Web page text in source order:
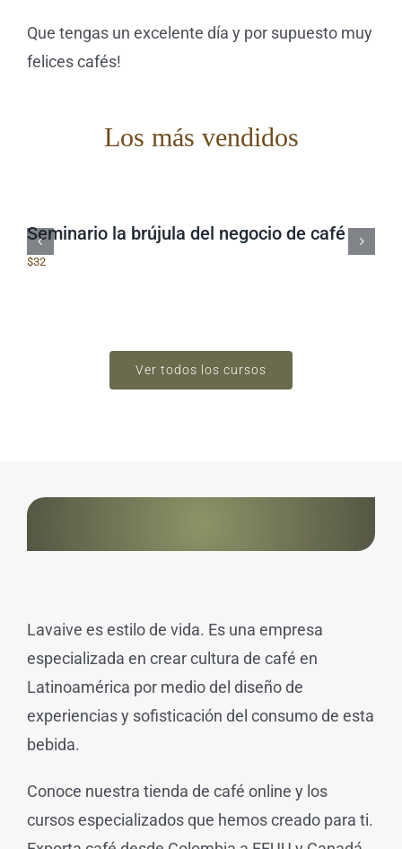
Que tengas un excelente día y por supuesto muy
felices cafés!
Los más vendidos
Seminario la brújula del negocio de café
$32
Ver todos los cursos
Lavaive es estilo de vida. Es una empresa
especializada en crear cultura de café en
Latinoamérica por medio del diseño de
experiencias y sofisticación del consumo de esta
bebida.
Conoce nuestra tienda de café online y los
cursos especializados que hemos creado para ti.